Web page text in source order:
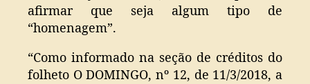
afirmar que seja algum tipo de
“homenagem”.
“Como informado na seção de créditos do
folheto O DOMINGO, nº 12, de 11/3/2018, a